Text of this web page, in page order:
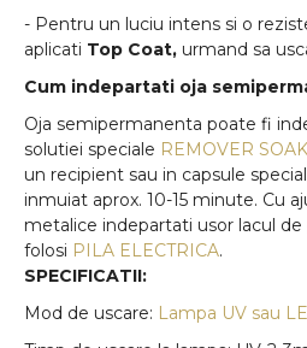
- Pentru un luciu intens si o
aplicati Top Coat, urmand sa
Cum indepartati oja
Oja semipermanenta poate fi
solutiei speciale REMOVER
un recipient sau in capsule
inmuiat aprox. 10-15 minute. Cu
metalice indepartati usor lacul
folosi PILA ELECTRICA.
SPECIFICATII:
Mod de uscare: Lampa UV sau